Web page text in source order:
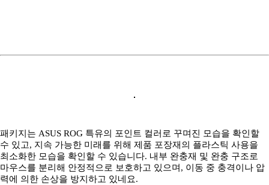
패키지는 ASUS ROG 특유의 포인트 컬러로 꾸며진 모습을 확인할
수 있고, 지속 가능한 미래를 위해 제품 포장재의 플라스틱 사용을
최소화한 모습을 확인할 수 있습니다. 내부 완충재 및 완충 구조로
마우스를 분리해 안정적으로 보호하고 있으며, 이동 중 충격이나 압
력에 의한 손상을 방지하고 있네요.